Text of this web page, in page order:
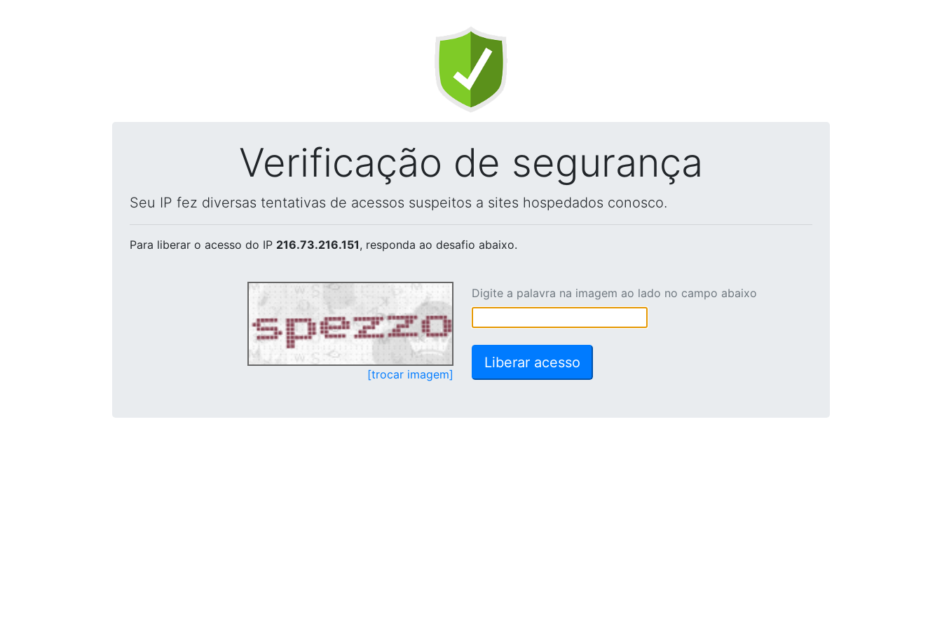
Verificação de segurança
Seu IP fez diversas tentativas de acessos suspeitos a sites hospedados conosco.
Para liberar o acesso do IP 216.73.216.151, responda ao desafio abaixo.
[trocar imagem]
Digite a palavra na imagem ao lado no campo abaixo